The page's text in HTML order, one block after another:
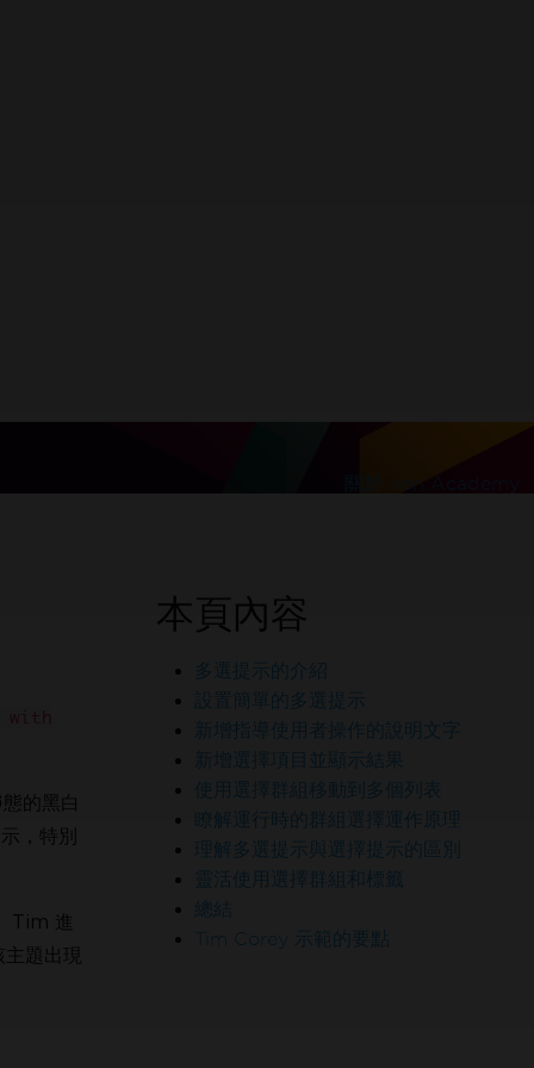
的黑白
，特別
Tim 進
題出現
本頁內容
多選提示的介紹
設置簡單的多選提示
新增指導使用者操作的說明文字
新增選擇項目並顯示結果
使用選擇群組移動到多個列表
瞭解運行時的群組選擇運作原理
理解多選提示與選擇提示的區別
靈活使用選擇群組和標籤
總結
Tim Corey 示範的要點
工程師行列